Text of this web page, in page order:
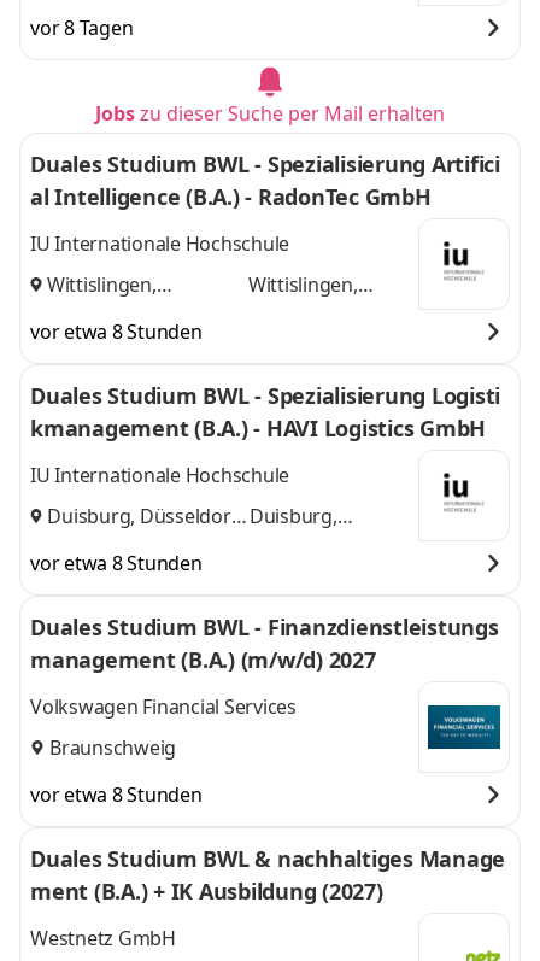
vor 8 Tagen
Jobszu dieser Suche per Mail erhalten
Duales Studium BWL - Spezialisierung Artifici
al Intelligence (B.A.) - RadonTec GmbH
IU Internationale Hochschule
Wittislingen,
Wittislingen,
vor etwa 8 Stunden
Duales Studium BWL - Spezialisierung Logisti
kmanagement (B.A.) - HAVI Logistics GmbH
IU Internationale Hochschule
Duisburg, Düsseldorf Duisburg,
vor etwa 8 Stunden
Duales Studium BWL - Finanzdienstleistungs
management (B.A.) (m/w/d) 2027
Volkswagen Financial Services
Braunschweig
vor etwa 8 Stunden
Duales Studium BWL & nachhaltiges Manage
ment (B.A.) + IK Ausbildung (2027)
Westnetz GmbH